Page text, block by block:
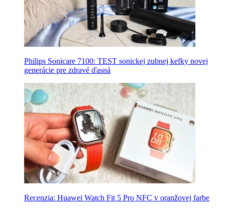
Philips Sonicare 7100: TEST sonickej zubnej kefky novej
generácie pre zdravé ďasná
Recenzia: Huawei Watch Fit 5 Pro NFC v oranžovej farbe